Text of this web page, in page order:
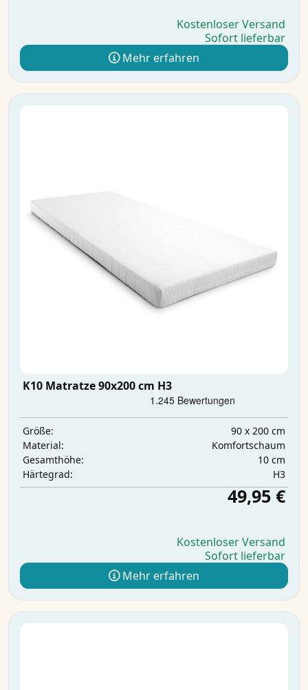
Kostenloser Versand
Sofort lieferbar
Mehr erfahren
K10 Matratze 90x200 cm H3
Größe:
90 x 200 cm
Material:
Komfortschaum
Gesamthöhe:
10 cm
Härtegrad:
H3
49,95 €
Kostenloser Versand
Sofort lieferbar
Mehr erfahren